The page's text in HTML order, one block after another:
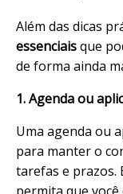
Além das dicas
essenciaisque
de forma ainda
1. Agenda ou
Uma agenda ou
para manter o
tarefas e prazos.